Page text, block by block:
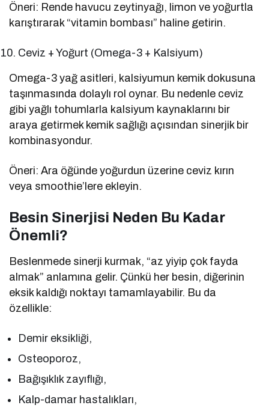
Öneri: Rende havucu zeytinyağı, limon ve yoğurtla
karıştırarak “vitamin bombası” haline getirin.
Ceviz + Yoğurt (Omega-3 + Kalsiyum)
Omega-3 yağ asitleri, kalsiyumun kemik dokusuna
taşınmasında dolaylı rol oynar. Bu nedenle ceviz
gibi yağlı tohumlarla kalsiyum kaynaklarını bir
araya getirmek kemik sağlığı açısından sinerjik bir
kombinasyondur.
Öneri: Ara öğünde yoğurdun üzerine ceviz kırın
veya smoothie’lere ekleyin.
Besin Sinerjisi Neden Bu Kadar
Önemli?
Beslenmede sinerji kurmak, “az yiyip çok fayda
almak” anlamına gelir. Çünkü her besin, diğerinin
eksik kaldığı noktayı tamamlayabilir. Bu da
özellikle:
Demir eksikliği,
Osteoporoz,
Bağışıklık zayıflığı,
Kalp-damar hastalıkları,